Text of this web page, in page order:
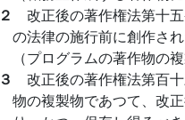
２ 改正後の著作権法第十
の法律の施行前に創作さ
（プログラムの著作物の
３ 改正後の著作権法第百
物の複製物であつて、改